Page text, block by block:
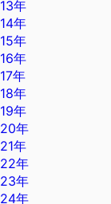
13年
14年
15年
16年
17年
18年
19年
20年
21年
22年
23年
24年